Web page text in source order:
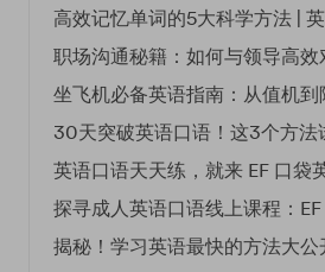
高效记忆单词的5大科学方法 |
坐飞机必备英语指南：从值机
30天突破英语口语！这3个方法
英语口语天天练，就来 EF 口袋
揭秘！学习英语最快的方法大公